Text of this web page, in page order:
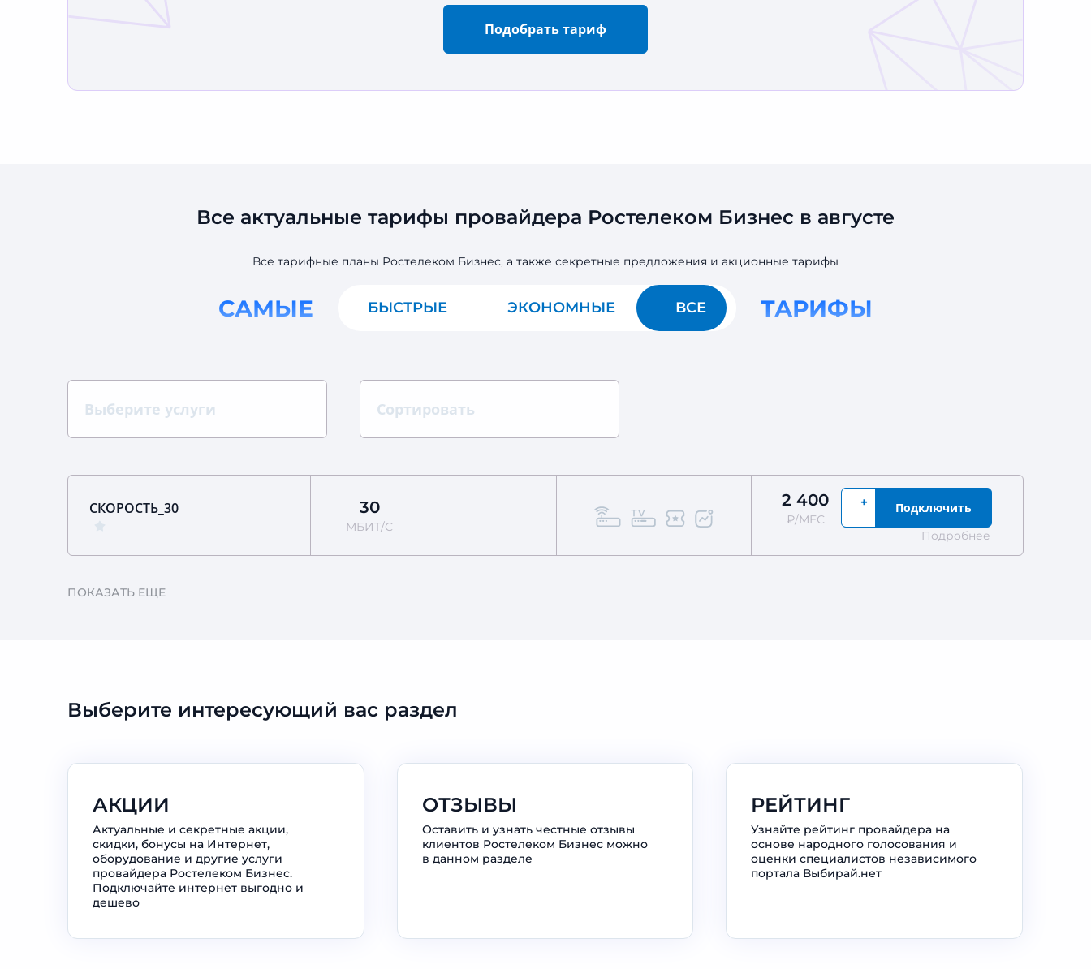
Подобрать тариф
Все актуальные тарифы провайдера Ростелеком Бизнес в августе
Все тарифные планы Ростелеком Бизнес, а также секретные предложения и акционные тарифы
САМЫЕ БЫСТРЫЕ ЭКОНОМНЫЕ ВСЕ ТАРИФЫ
Выберите услуги Сортировать
СКОРОСТЬ_30 30
МБИТ/С
2 400
₽/МЕС
+ Подключить
Подробнее
ПОКАЗАТЬ ЕЩЕ
Выберите интересующий вас раздел
АКЦИИ
Актуальные и секретные акции,
скидки, бонусы на Интернет,
оборудование и другие услуги
провайдера Ростелеком Бизнес.
Подключайте интернет выгодно и
дешево
ОТЗЫВЫ
Оставить и узнать честные отзывы
клиентов Ростелеком Бизнес можно
в данном разделе
РЕЙТИНГ
Узнайте рейтинг провайдера на
основе народного голосования и
оценки специалистов независимого
портала Выбирай.нет